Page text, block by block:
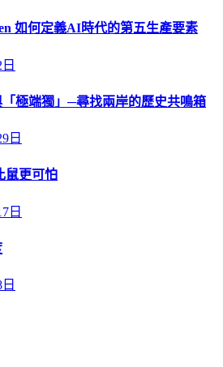
如何定義AI時代的第五生產要素
極端獨」─尋找兩岸的歷史共鳴箱
日
鼠更可怕
日